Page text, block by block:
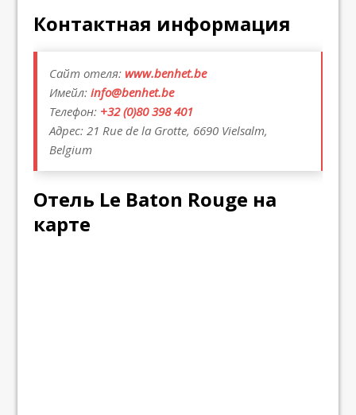
Контактная информация
Сайт отеля: www.benhet.be
Имейл:info@benhet.be
Телефон: +32 (0)80 398 401
Адрес: 21 Rue de la Grotte, 6690 Vielsalm,
Belgium
Отель Le Baton Rouge на
карте